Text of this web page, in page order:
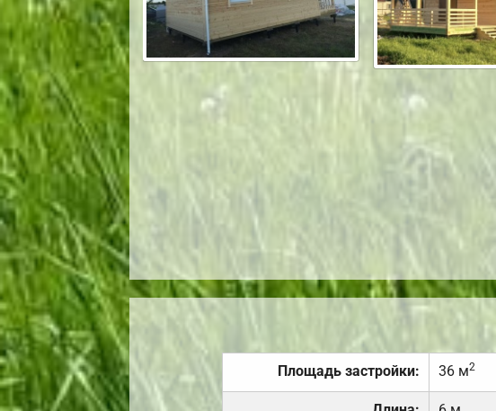
Площадь застройки: 36 м2